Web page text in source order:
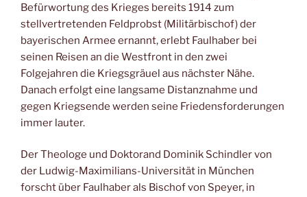
Befürwortung des Krieges bereits 1914 zum
stellvertretenden Feldprobst (Militärbischof) der
bayerischen Armee ernannt, erlebt Faulhaber bei
seinen Reisen an die Westfront in den zwei
Folgejahren die Kriegsgräuel aus nächster Nähe.
Danach erfolgt eine langsame Distanznahme und
gegen Kriegsende werden seine Friedensforderungen
immer lauter.
Der Theologe und Doktorand Dominik Schindler von
der Ludwig-Maximilians-Universität in München
forscht über Faulhaber als Bischof von Speyer, in